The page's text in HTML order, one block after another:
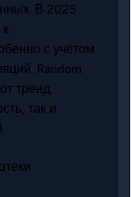
В 2025
с учётом
Random
тренд,
так и